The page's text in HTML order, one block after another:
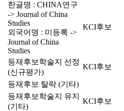
한글명 : CHINA연구
-> Journal of China
Studies
외국어명 : 미등록 ->
Journal of China
Studies
KCI후보
등재후보학술지 선정
(신규평가)
KCI후보
등재후보 탈락 (기타)
등재후보학술지 유지
(기타)
KCI후보